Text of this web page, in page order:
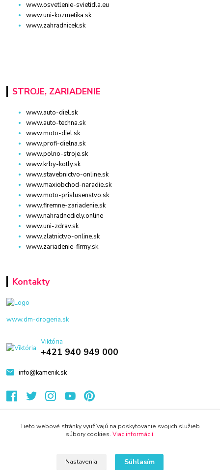
www.osvetlenie-svietidla.eu
www.uni-kozmetika.sk
www.zahradnicek.sk
STROJE, ZARIADENIE
www.auto-diel.sk
www.auto-techna.sk
www.moto-diel.sk
www.profi-dielna.sk
www.polno-stroje.sk
www.krby-kotly.sk
www.stavebnictvo-online.sk
www.maxiobchod-naradie.sk
www.moto-prislusenstvo.sk
www.firemne-zariadenie.sk
www.nahradnediely.online
www.uni-zdrav.sk
www.zlatnictvo-online.sk
www.zariadenie-firmy.sk
Kontakty
www.dm-drogeria.sk
Viktória
+421 940 949 000
info@kamenik.sk
Eshop-rychlo.sk
Tieto webové stránky využívajú na poskytovanie svojich služieb
súbory cookies. Viac informácií.
Nastavenia Súhlasím